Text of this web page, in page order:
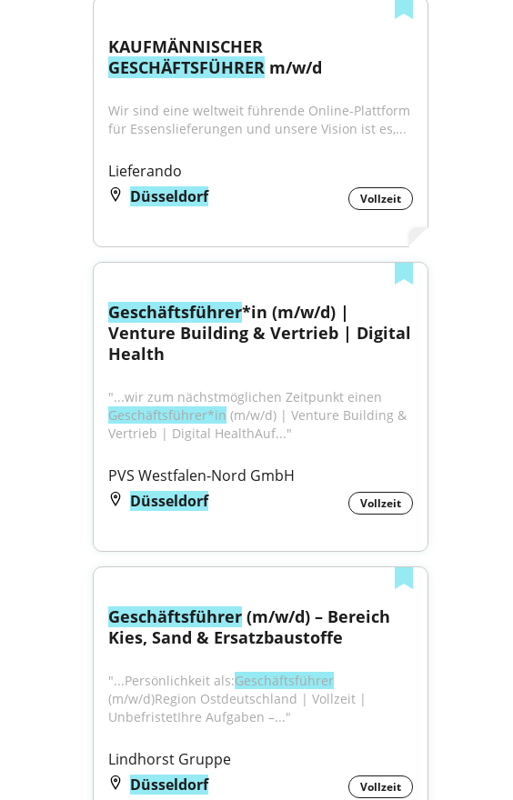
GESCHÄFTSFÜHRER m/w/d
Wir sind eine weltweit führende Online-Plattform
für Essenslieferungen und unsere Vision ist es,...
Lieferando
Düsseldorf
Vollzeit
Geschäftsführer*in (m/w/d) |
Venture Building & Vertrieb | Digital
Health
Geschäftsführer*in (m/w/d) | Venture Building &
Vertrieb | Digital HealthAuf..."
PVS Westfalen-Nord GmbH
Düsseldorf
Vollzeit
Geschäftsführer (m/w/d) – Bereich
Kies, Sand & Ersatzbaustoffe
"...Persönlichkeit als:Geschäftsführer
(m/w/d)Region Ostdeutschland | Vollzeit |
UnbefristetIhre Aufgaben –..."
Lindhorst Gruppe
Düsseldorf
Vollzeit